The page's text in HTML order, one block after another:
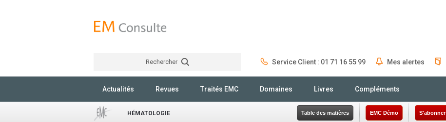
Rechercher Service Client : 01 71 16 55 99 Mes alertes
Actualités Revues Traités EMC Domaines Livres Compléments
HÉMATOLOGIE Table des matières EMC Démo S'abonner